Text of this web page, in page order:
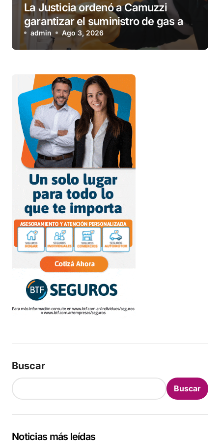
La Justicia ordenó a Camuzzi
garantizar el suministro de gas a
una familia de Tolhuin
admin Ago 3, 2026
Buscar
Buscar
Noticias más leídas